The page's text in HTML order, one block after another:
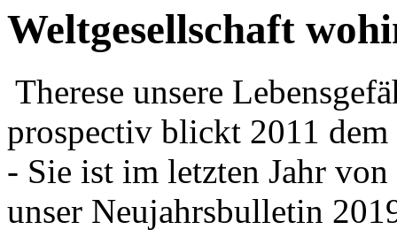
Weltgesellschaft
Therese unsere
prospectiv blickt 2011
- Sie ist im letzten Jahr
unser Neujahrsbulletin